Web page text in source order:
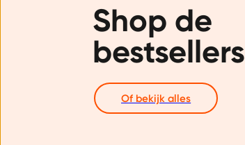
Shop de
bestsellers
Of bekijk alles